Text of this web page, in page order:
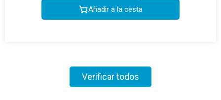
Añadir a la cesta
Verificar todos